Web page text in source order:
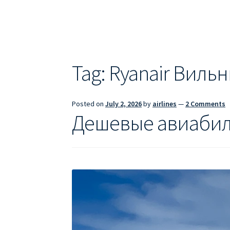
Информация по бронированию билетов
ПРАВИЛА РЕГИСТРАЦИИПРИЛОЖЕНИЕ
РЕГИСТРАЦИЯ НА РЕЙС RYANAIR
Tag: Ryanair
Posted onJuly 2, 2026by airlines — 2 Comments
Дешевые